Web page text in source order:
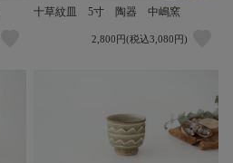
十草紋皿 5寸 陶器 中嶋窯
2,800円(税込3,080円)